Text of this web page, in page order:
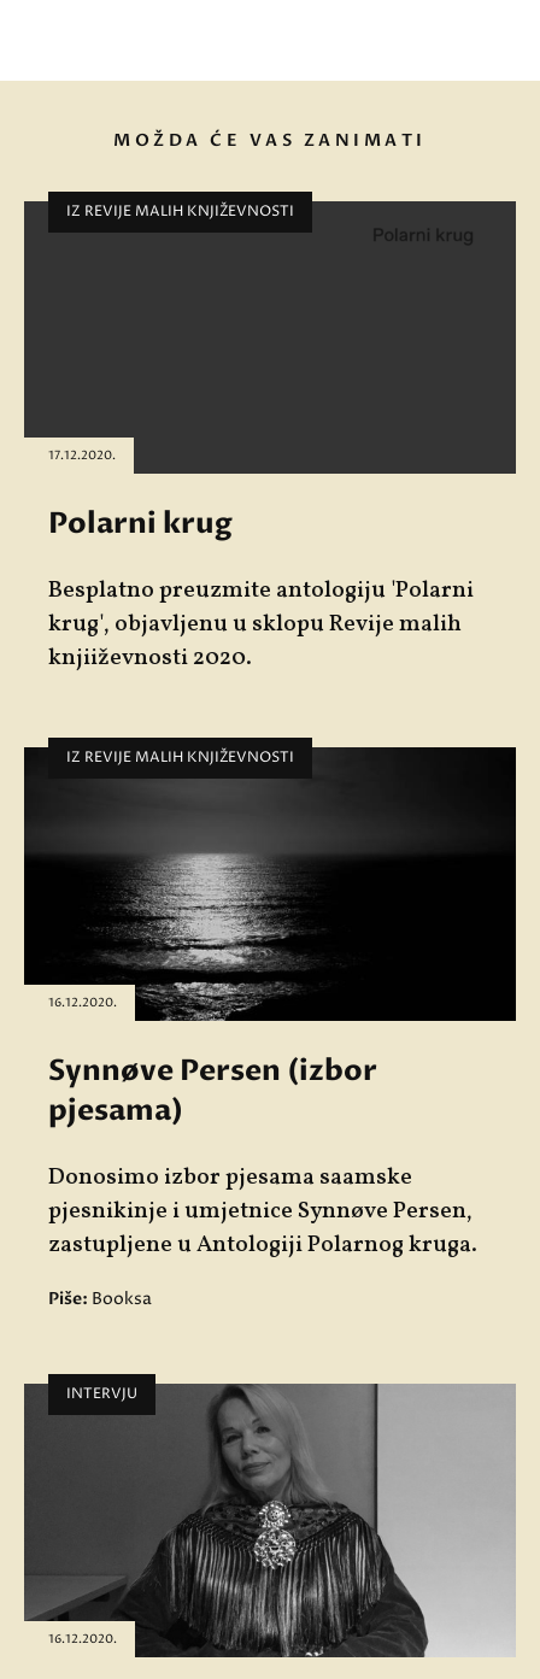
MOŽDA ĆE VAS ZANIMATI
IZ REVIJE MALIH KNJIŽEVNOSTI
17.12.2020.
Polarni krug
Besplatno preuzmite antologiju 'Polarni
krug', objavljenu u sklopu Revije malih
knjiiževnosti 2020.
IZ REVIJE MALIH KNJIŽEVNOSTI
16.12.2020.
Synnøve Persen (izbor
pjesama)
Donosimo izbor pjesama saamske
pjesnikinje i umjetnice Synnøve Persen,
zastupljene u Antologiji Polarnog kruga.
Piše: Booksa
INTERVJU
16.12.2020.